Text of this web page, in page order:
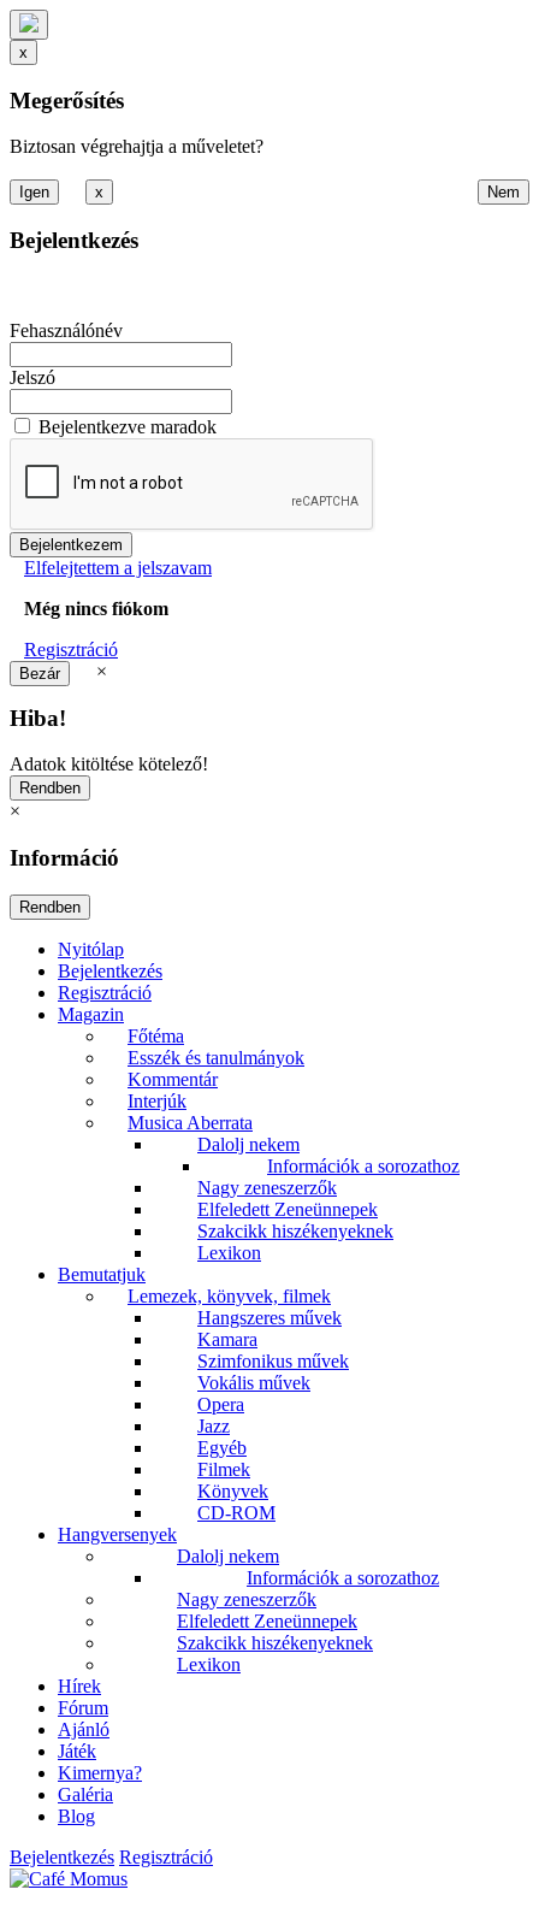
x
Megerősítés
Biztosan végrehajtja a műveletet?
x
Bejelentkezés
Fehasználónév
Jelszó
Bejelentkezve maradok
Elfelejtettem a jelszavam
Még nincs fiókom
Regisztráció
×
Hiba!
Adatok kitöltése kötelező!
×
Információ
Nyitólap
Bejelentkezés
Regisztráció
Magazin
Főtéma
Esszék és tanulmányok
Kommentár
Interjúk
Musica Aberrata
Dalolj nekem
Információk a sorozathoz
Nagy zeneszerzők
Elfeledett Zeneünnepek
Szakcikk hiszékenyeknek
Lexikon
Bemutatjuk
Lemezek, könyvek, filmek
Hangszeres művek
Kamara
Szimfonikus művek
Vokális művek
Opera
Jazz
Egyéb
Filmek
Könyvek
CD-ROM
Hangversenyek
Dalolj nekem
Információk a sorozathoz
Nagy zeneszerzők
Elfeledett Zeneünnepek
Szakcikk hiszékenyeknek
Lexikon
Hírek
Fórum
Ajánló
Játék
Kimernya?
Galéria
Blog
Bejelentkezés Regisztráció